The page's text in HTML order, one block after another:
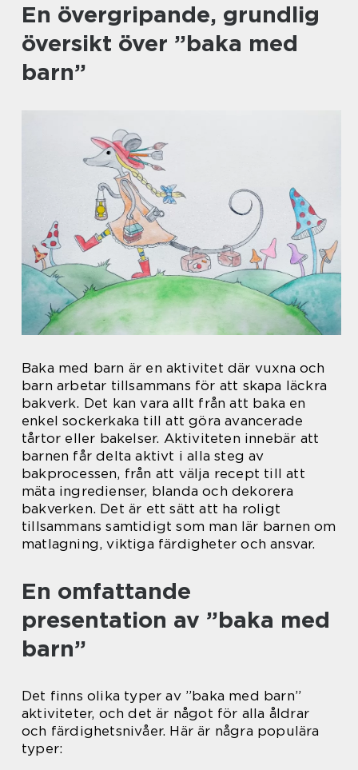
En övergripande, grundlig
översikt över ”baka med
barn”
Baka med barn är en aktivitet där vuxna och
barn arbetar tillsammans för att skapa läckra
bakverk. Det kan vara allt från att baka en
enkel sockerkaka till att göra avancerade
tårtor eller bakelser. Aktiviteten innebär att
barnen får delta aktivt i alla steg av
bakprocessen, från att välja recept till att
mäta ingredienser, blanda och dekorera
bakverken. Det är ett sätt att ha roligt
tillsammans samtidigt som man lär barnen om
matlagning, viktiga färdigheter och ansvar.
En omfattande
presentation av ”baka med
barn”
Det finns olika typer av ”baka med barn”
aktiviteter, och det är något för alla åldrar
och färdighetsnivåer. Här är några populära
typer: